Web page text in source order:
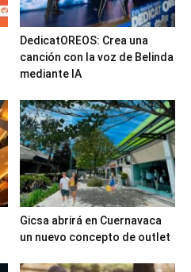
DedicatOREOS: Crea una
canción con la voz de Belinda
mediante IA
Gicsa abrirá en Cuernavaca
un nuevo concepto de outlet